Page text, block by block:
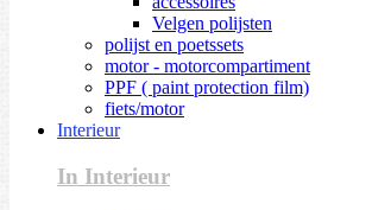
Velgen polijsten
polijst en poetssets
motor - motorcompartiment
PPF ( paint protection film)
fiets/motor
Interieur
In Interieur